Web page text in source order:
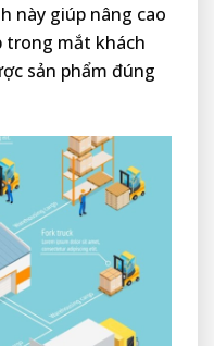
này giúp nâng cao
trong mắt khách
sản phẩm đúng